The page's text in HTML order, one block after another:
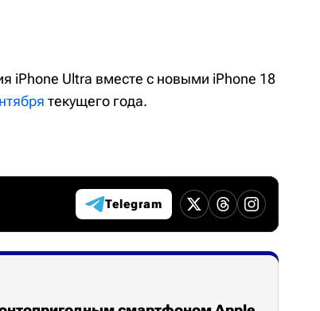
iPhone Ultra вместе с новыми iPhone 18
текущего года.
Telegram